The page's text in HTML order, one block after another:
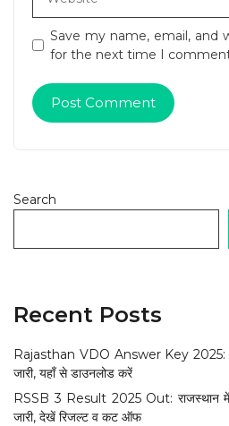
Save my name, email, and
for the next time I
Search
Recent Posts
Rajasthan VDO Answer Key 2025:
जारी, यहाँ से डाउनलोड करें
RSSB 3 Result 2025 Out: राजस्थान में
जारी, देखें रिजल्ट व कट ऑफ